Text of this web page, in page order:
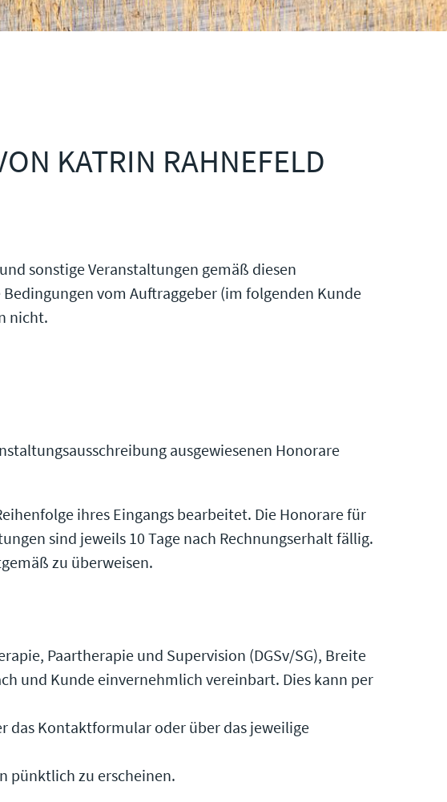
KATRIN RAHNEFELD
sonstige Veranstaltungen gemäß diesen
vom Auftraggeber (im folgenden Kunde
nicht.
ausgewiesenen Honorare
ihres Eingangs bearbeitet. Die Honorare für
sind jeweils 10 Tage nach Rechnungserhalt fällig.
zu überweisen.
Paartherapie und Supervision (DGSv/SG), Breite
und Kunde einvernehmlich vereinbart. Dies kann per
das Kontaktformular oder über das jeweilige
pünktlich zu erscheinen.